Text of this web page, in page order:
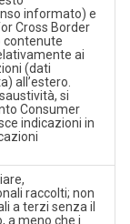
informato) e
Cross Border
contenute
ai
(dati
all’estero.
si
Consumer
indicazioni in
raccolti; non
a terzi senza il
a meno che i